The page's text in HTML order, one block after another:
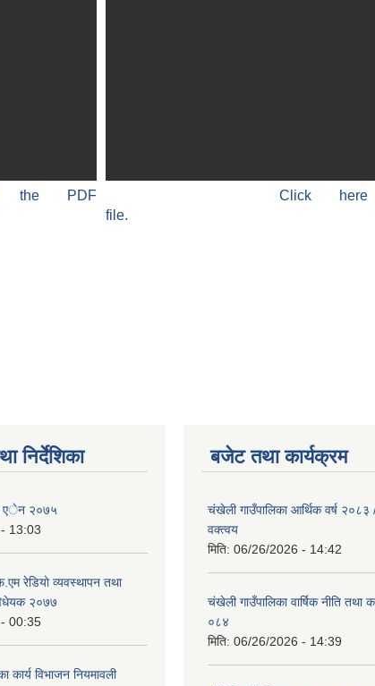
the PDF
Click
file.
निर्देशिका
एेन २०७५
13:03
रेडियाे व्यवस्थापन तथा
२०७७
00:35
कार्य विभाजन नियमावली
बजेट तथा कार्यक्रम
चंखेली गाउँपालिका आर्थिक वर्ष
वक्त्वय
मिति: 06/26/2026 - 14:42
चंखेली गाउँपालिका वार्षिक नीति तथा
०८४
मिति: 06/26/2026 - 14:39